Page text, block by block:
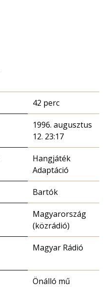
42 perc
1996. augusztus
12. 23:17
Hangjáték
Adaptáció
Bartók
Magyarország
(közrádió)
Magyar Rádió
Önálló mű